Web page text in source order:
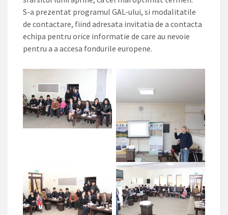
S-a prezentat programul GAL-ului, si modalitatile
de contactare, fiind adresata invitatia de a contacta
echipa pentru orice informatie de care au nevoie
pentru a a accesa fondurile europene.